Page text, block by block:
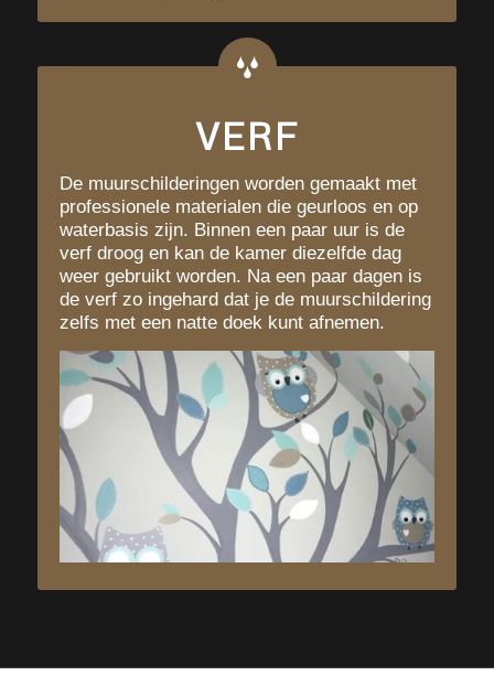
VERF
De muurschilderingen worden gemaakt met
professionele materialen die geurloos en op
waterbasis zijn. Binnen een paar uur is de
verf droog en kan de kamer diezelfde dag
weer gebruikt worden. Na een paar dagen is
de verf zo ingehard dat je de muurschildering
zelfs met een natte doek kunt afnemen.